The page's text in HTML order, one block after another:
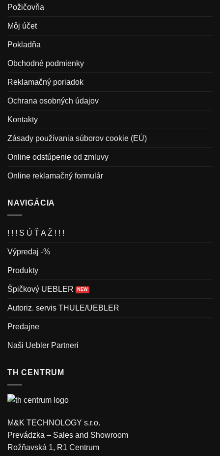
Požičovňa
Môj účet
Pokladňa
Obchodné podmienky
Reklamačný poriadok
Ochrana osobných údajov
Kontakty
Zásady používania súborov cookie (EÚ)
Online odstúpenie od zmluvy
Online reklamačný formulár
NAVIGÁCIA
! ! ! S Ú Ť A Ž ! ! !
Výpredaj -%
Produkty
Špičkový UEBLER
Autoriz. servis THULE/UEBLER
Predajne
Naši Uebler Partneri
TH CENTRUM
M&K TECHNOLOGY s.r.o.
Prevádzka – Sales and Showroom
Rožňavská 1, R1 Centrum